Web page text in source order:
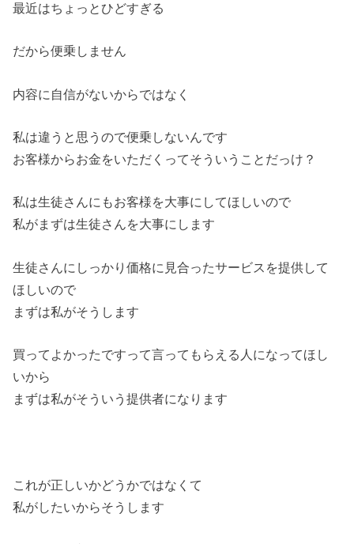
最近はちょっとひどすぎる
だから便乗しません
内容に自信がないからではなく
私は違うと思うので便乗しないんです
お客様からお金をいただくってそういうことだっけ？
私は生徒さんにもお客様を大事にしてほしいので
私がまずは生徒さんを大事にします
生徒さんにしっかり価格に見合ったサービスを提供して
ほしいので
まずは私がそうします
買ってよかったですって言ってもらえる人になってほし
いから
まずは私がそういう提供者になります
これが正しいかどうかではなくて
私がしたいからそうします